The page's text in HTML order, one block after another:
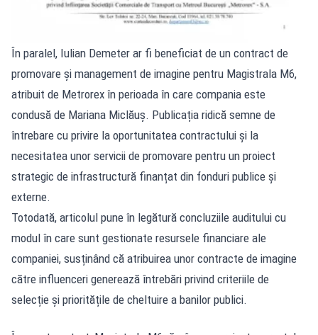
În paralel, Iulian Demeter ar fi beneficiat de un contract de
promovare și management de imagine pentru Magistrala M6,
atribuit de Metrorex în perioada în care compania este
condusă de Mariana Miclăuș. Publicația ridică semne de
întrebare cu privire la oportunitatea contractului și la
necesitatea unor servicii de promovare pentru un proiect
strategic de infrastructură finanțat din fonduri publice și
externe.
Totodată, articolul pune în legătură concluziile auditului cu
modul în care sunt gestionate resursele financiare ale
companiei, susținând că atribuirea unor contracte de imagine
către influenceri generează întrebări privind criteriile de
selecție și prioritățile de cheltuire a banilor publici.